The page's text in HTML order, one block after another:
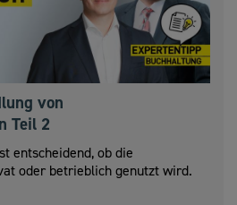
von
Teil 2
entscheidend, ob die
oder betrieblich genutzt wird.